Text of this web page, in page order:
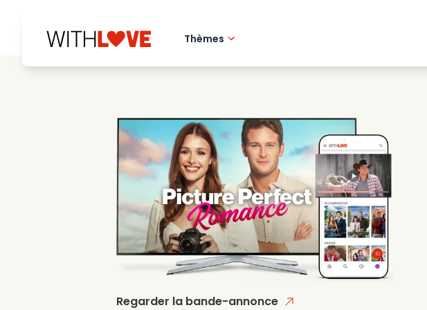
Thèmes
Mysteres
Regarder la bande-annonce